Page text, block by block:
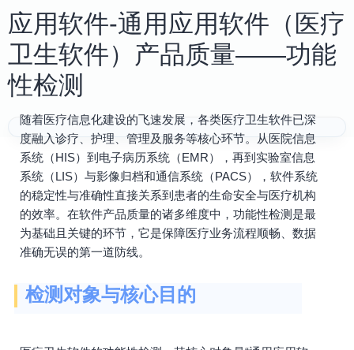
应用软件-通用应用软件（医疗
卫生软件）产品质量——功能
性检测
随着医疗信息化建设的飞速发展，各类医疗卫生软件已深
度融入诊疗、护理、管理及服务等核心环节。从医院信息
系统（HIS）到电子病历系统（EMR），再到实验室信息
系统（LIS）与影像归档和通信系统（PACS），软件系统
的稳定性与准确性直接关系到患者的生命安全与医疗机构
的效率。在软件产品质量的诸多维度中，功能性检测是最
为基础且关键的环节，它是保障医疗业务流程顺畅、数据
准确无误的第一道防线。
检测对象与核心目的